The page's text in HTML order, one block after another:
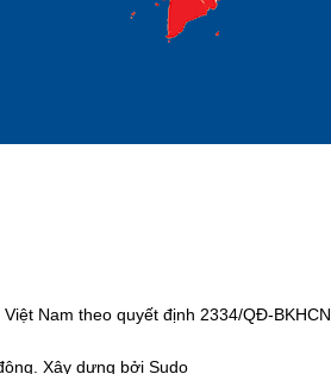
Nam theo quyết định 2334/QĐ-BKHCN
Xây dựng bởi Sudo